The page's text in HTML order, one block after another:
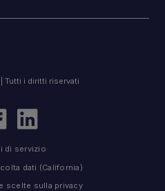
Tutti i diritti riservati
di servizio
dati (California)
scelte sulla privacy